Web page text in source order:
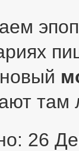
там
26